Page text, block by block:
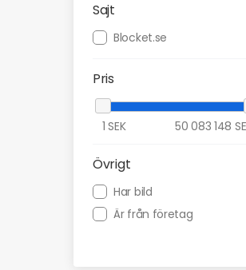
Sajt
Blocket.se
Pris
1 SEK 50 083 148
Övrigt
Har bild
Är från företag